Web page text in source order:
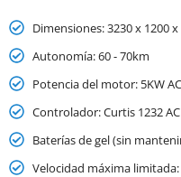
Dimensiones: 3230 x 1200
Autonomía: 60 - 70km
Potencia del motor: 5KW
Controlador: Curtis 1232
Baterías de gel (sin
Velocidad máxima